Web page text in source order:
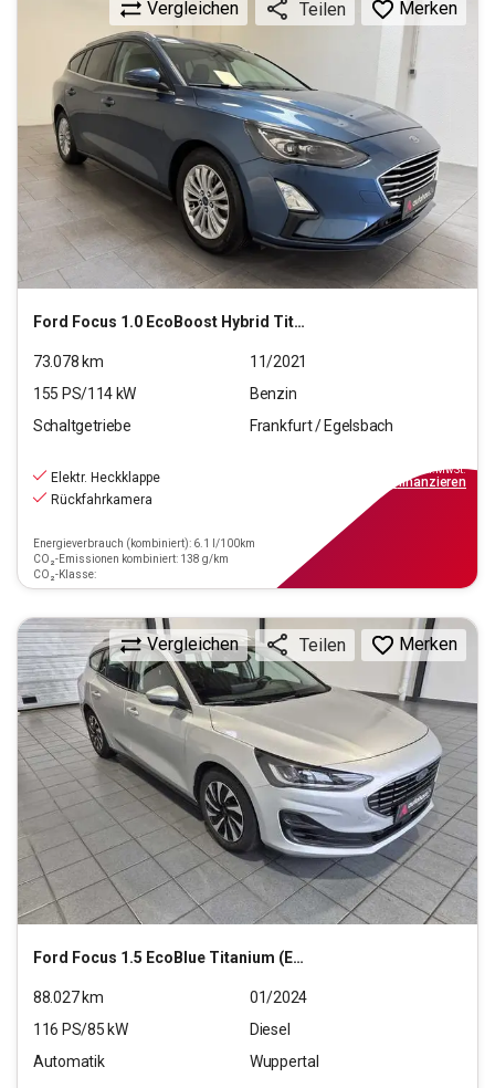
Ford Focus 1.0 EcoBoost Hybrid Titanium X S/S (EURO 6d)
Vergleichen Teilen Merken
73.078 km
11/2021
155 PS/114 kW
Benzin
Schaltgetriebe
Frankfurt / Egelsbach
Elektr. Heckklappe
Rückfahrkamera
Energieverbrauch (kombiniert): 6.1 l/100km
CO₂-Emissionen kombiniert: 138 g/km
CO₂-Klasse:
inkl.MwSt.
finanzieren
Ford Focus 1.5 EcoBlue Titanium (EURO 6d)
Vergleichen Teilen Merken
88.027km
01/2024
116 PS/85 kW
Diesel
Automatik
Wuppertal